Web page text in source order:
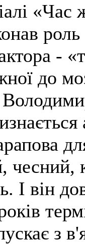
-
до
чесний,
І він
з